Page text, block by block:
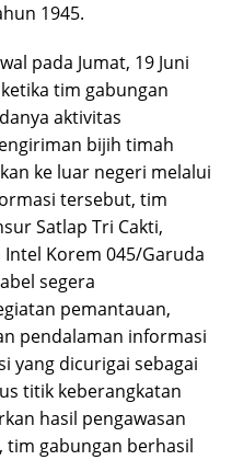
1945.
pada Jumat, 19 Juni
tim gabungan
aktivitas
bijih timah
ke luar negeri melalui
tersebut, tim
Satlap Tri Cakti,
Intel Korem 045/Garuda
segera
pemantauan,
pendalaman informasi
yang dicurigai sebagai
titik keberangkatan
hasil pengawasan
tim gabungan berhasil